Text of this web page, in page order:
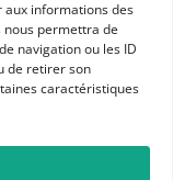
aux informations des
nous permettra de
navigation ou les ID
de retirer son
caractéristiques
géographie